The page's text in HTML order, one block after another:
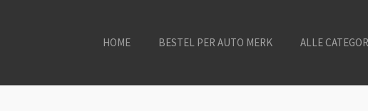
HOME BESTEL PER AUTO MERK ALLE